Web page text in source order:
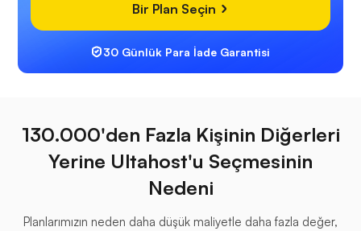
Bir Plan Seçin
30 Günlük Para İade Garantisi
130.000'den Fazla Kişinin Diğerleri
Yerine Ultahost'u Seçmesinin
Nedeni
Planlarımızın neden daha düşük maliyetle daha fazla değer,